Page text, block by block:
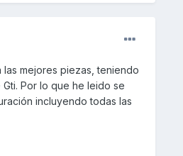
mejores piezas, teniendo
Por lo que he leido se
incluyendo todas las